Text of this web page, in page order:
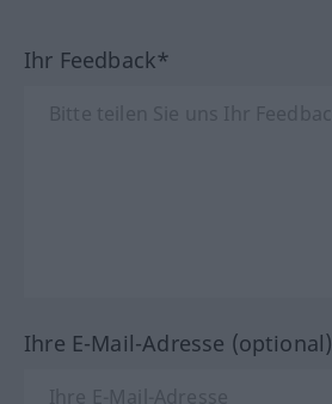
Ihr Feedback*
Ihre E-Mail-Adresse (optional)